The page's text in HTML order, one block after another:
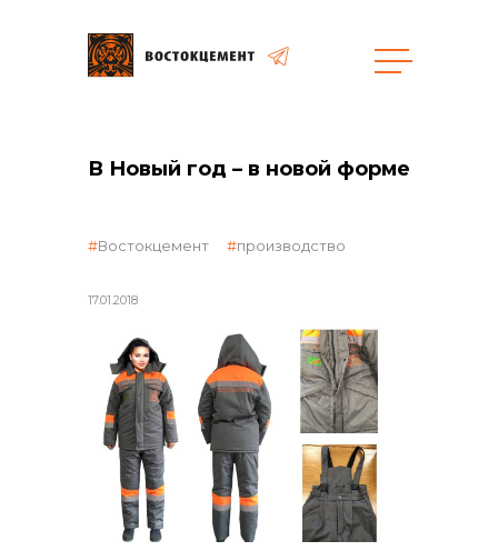
Закупки
реализация неликвидов
В Новый год – в новой форме
17.01.2018
Востокцемент производство